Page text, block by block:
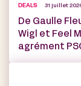
DEALS 31 juillet
De Gaulle
Wigl et Feel
agrément